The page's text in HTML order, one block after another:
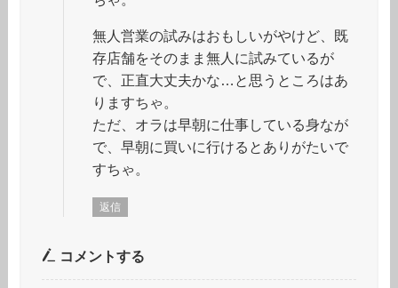
無人営業の試みはおもしいがやけど、既
存店舗をそのまま無人に試みているが
で、正直大丈夫かな…と思うところはあ
りますちゃ。
ただ、オラは早朝に仕事している身なが
で、早朝に買いに行けるとありがたいで
すちゃ。
返信
コメントする